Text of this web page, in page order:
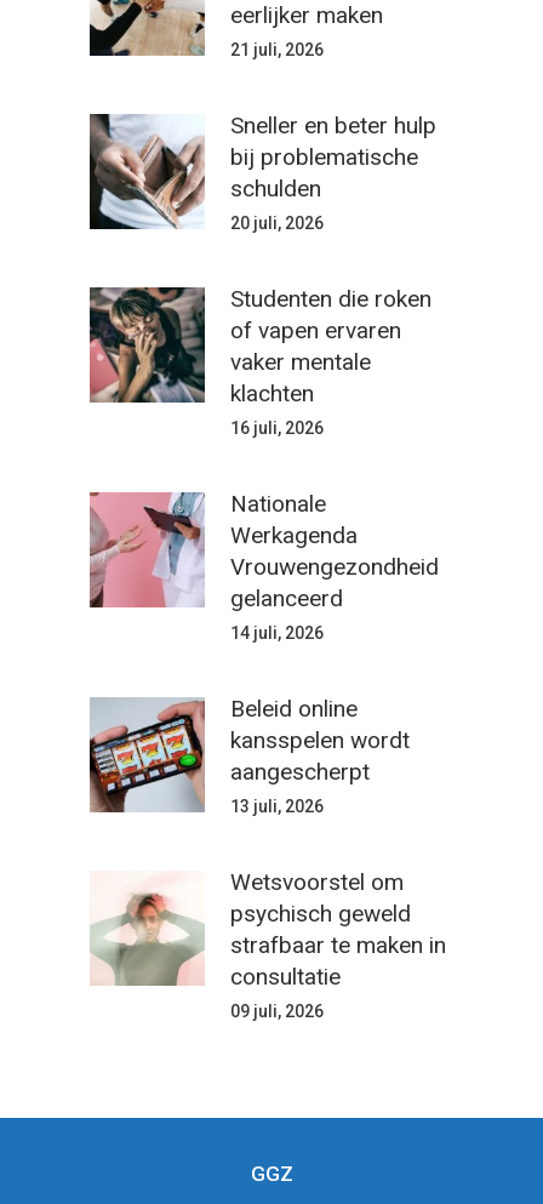
eerlijker maken
21 juli, 2026
Sneller en beter hulp
bij problematische
schulden
20 juli, 2026
Studenten die roken
of vapen ervaren
vaker mentale
klachten
16 juli, 2026
Nationale
Werkagenda
Vrouwengezondheid
gelanceerd
14 juli, 2026
Beleid online
kansspelen wordt
aangescherpt
13 juli, 2026
Wetsvoorstel om
psychisch geweld
strafbaar te maken in
consultatie
09 juli, 2026
GGZ